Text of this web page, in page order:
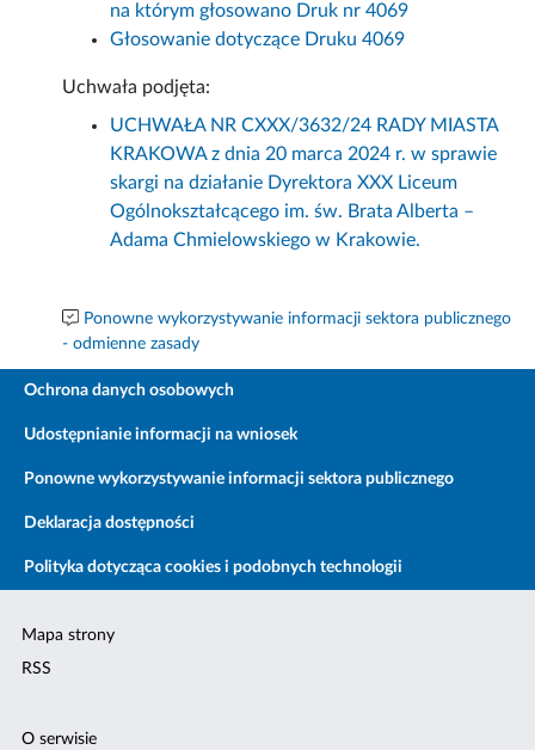
na którym głosowano Druk nr 4069
Głosowanie dotyczące Druku 4069
Uchwała podjęta:
UCHWAŁA NR CXXX/3632/24 RADY MIASTA
KRAKOWA z dnia 20 marca 2024 r. w sprawie
skargi na działanie Dyrektora XXX Liceum
Ogólnokształcącego im. św. Brata Alberta –
Adama Chmielowskiego w Krakowie.
Ponowne wykorzystywanie informacji sektora publicznego
- odmienne zasady
Ochrona danych osobowych
Udostępnianie informacji na wniosek
Ponowne wykorzystywanie informacji sektora publicznego
Deklaracja dostępności
Polityka dotycząca cookies i podobnych technologii
Mapa strony
RSS
O serwisie